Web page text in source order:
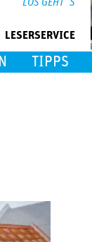
LESERSERVICE
TIPPS